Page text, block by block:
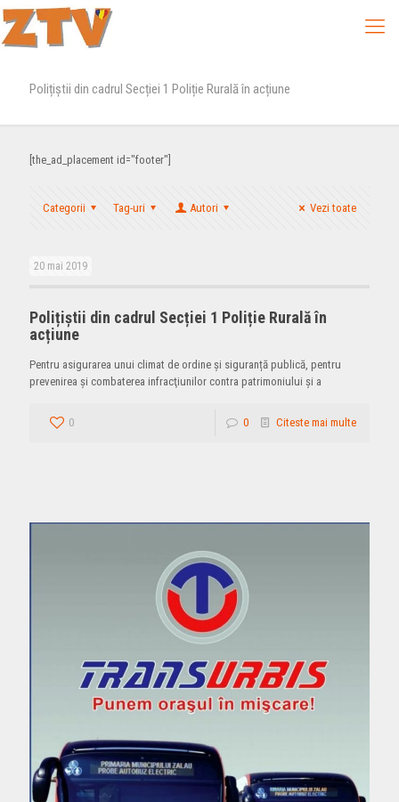
Polițiștii din cadrul Secției 1 Poliție Rurală în acțiune
[the_ad_placement id="footer"]
Categorii Tag-uri Autori Vezi toate
20 mai 2019
Polițiștii din cadrul Secției 1 Poliție Rurală în
acțiune
Pentru asigurarea unui climat de ordine și siguranță publică, pentru
prevenirea şi combaterea infracţiunilor contra patrimoniului și a
0 0 Citeste mai multe